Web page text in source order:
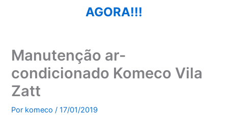
AGORA!!!
Manutenção ar-
condicionado Komeco Vila
Zatt
Por komeco/17/01/2019